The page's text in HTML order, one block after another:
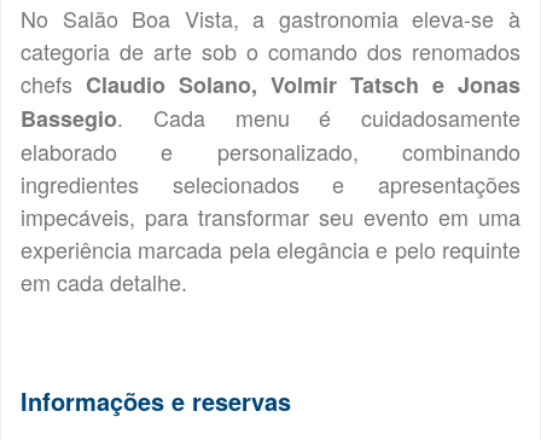
No Salão Boa Vista, a gastronomia eleva-se à
categoria de arte sob o comando dos renomados
chefs Claudio Solano, Volmir Tatsch e Jonas
Bassegio. Cada menu é cuidadosamente
elaborado e personalizado, combinando
ingredientes selecionados e apresentações
impecáveis, para transformar seu evento em uma
experiência marcada pela elegância e pelo requinte
em cada detalhe.
Informações e reservas